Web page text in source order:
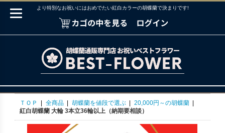
より特別なお祝いにはおめでたい紅白カラーの胡蝶蘭で決まりです!
ＴＯＰ 全商品 胡蝶蘭を値段で選ぶ 20,000円～の胡蝶蘭
紅白胡蝶蘭 大輪 3本立36輪以上（納期要相談）